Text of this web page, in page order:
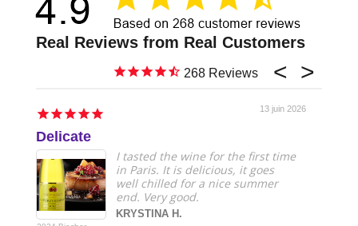
268
13 juin 2026
Delicate
I tasted the wine for the first time
in Paris. It is delicious, it goes
well chilled for a nice summer
end. Very good.
KRYSTINA H.